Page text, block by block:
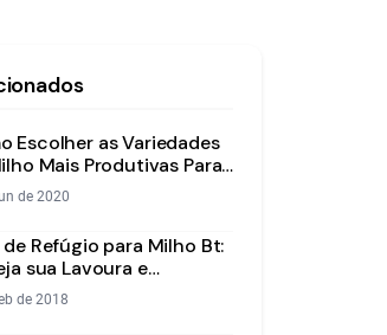
Escolher as Variedades
Mais Produtivas Para
Realidade
de 2020
Refúgio para Milho Bt:
sua Lavoura e
de 2018